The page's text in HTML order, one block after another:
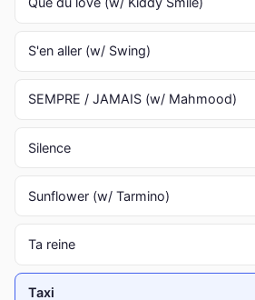
S'en aller (w/ Swing)
SEMPRE / JAMAIS (w/ Mahmood)
Silence
Sunflower (w/ Tarmino)
Ta reine
Taxi